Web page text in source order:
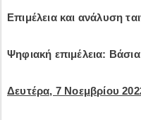
Επιμέλεια και ανάλυση
Ψηφιακή επιμέλεια:
Δευτέρα, 7 Νοεμβρίου